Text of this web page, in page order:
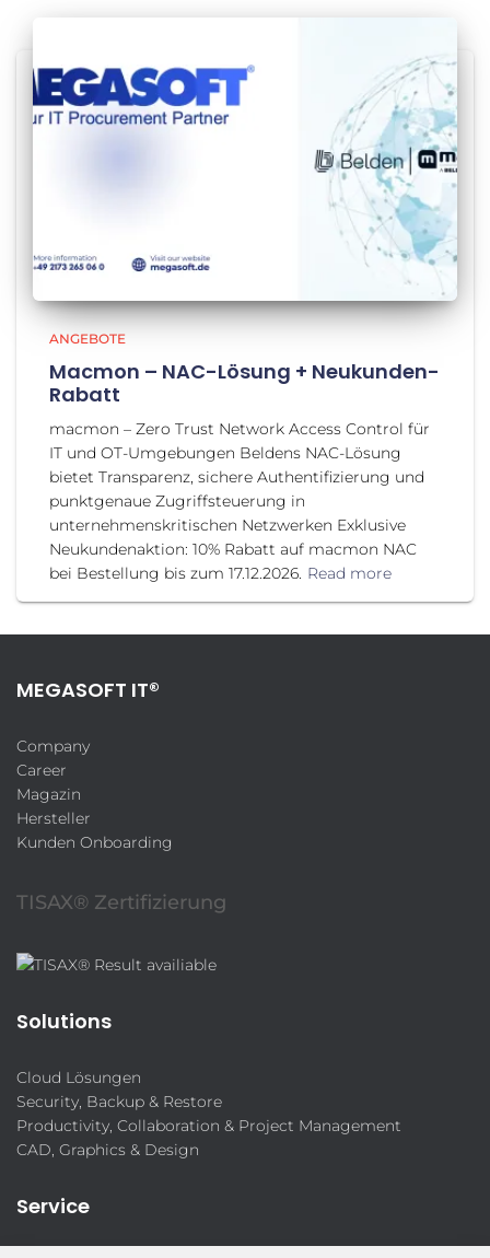
ANGEBOTE
Macmon – NAC-Lösung + Neukunden-
Rabatt
macmon – Zero Trust Network Access Control für
IT und OT-Umgebungen Beldens NAC-Lösung
bietet Transparenz, sichere Authentifizierung und
punktgenaue Zugriffsteuerung in
unternehmenskritischen Netzwerken Exklusive
Neukundenaktion: 10% Rabatt auf macmon NAC
bei Bestellung bis zum 17.12.2026. Read more
MEGASOFT IT®
Company
Career
Magazin
Hersteller
Kunden Onboarding
TISAX® Zertifizierung
Solutions
Cloud Lösungen
Security, Backup & Restore
Productivity, Collaboration & Project Management
CAD, Graphics & Design
Service